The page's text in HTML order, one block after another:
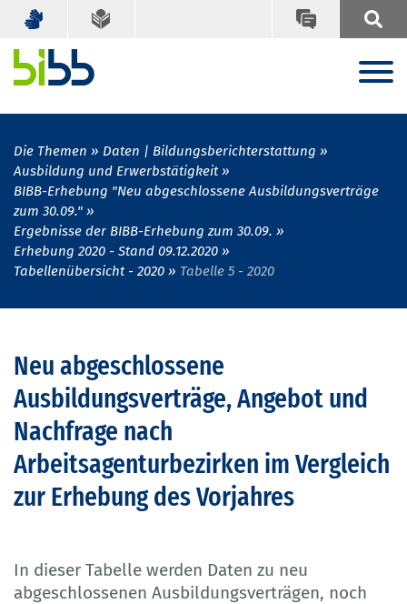
Die Themen
Daten | Bildungsberichterstattung
Ausbildung und Erwerbstätigkeit
BIBB-Erhebung "Neu abgeschlossene Ausbildungsverträge
zum 30.09."
Ergebnisse der BIBB-Erhebung zum 30.09.
Erhebung 2020 - Stand 09.12.2020
Tabellenübersicht - 2020
Tabelle 5 - 2020
Neu abgeschlossene
Ausbildungsverträge, Angebot und
Nachfrage nach
Arbeitsagenturbezirken im Vergleich
zur Erhebung des Vorjahres
In dieser Tabelle werden Daten zu neu
abgeschlossenen Ausbildungsverträgen, noch